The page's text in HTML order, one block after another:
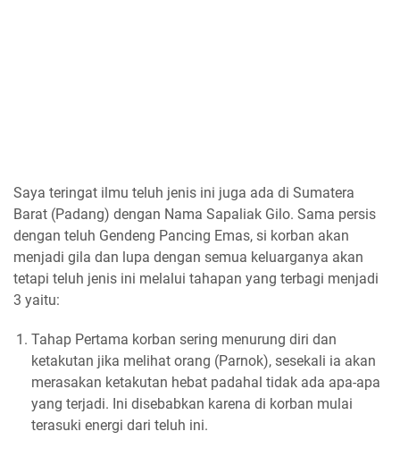
Saya teringat ilmu teluh jenis ini juga ada di Sumatera
Barat (Padang) dengan Nama Sapaliak Gilo. Sama persis
dengan teluh Gendeng Pancing Emas, si korban akan
menjadi gila dan lupa dengan semua keluarganya akan
tetapi teluh jenis ini melalui tahapan yang terbagi menjadi
3 yaitu:
Tahap Pertama korban sering menurung diri dan
ketakutan jika melihat orang (Parnok), sesekali ia akan
merasakan ketakutan hebat padahal tidak ada apa-apa
yang terjadi. Ini disebabkan karena di korban mulai
terasuki energi dari teluh ini.